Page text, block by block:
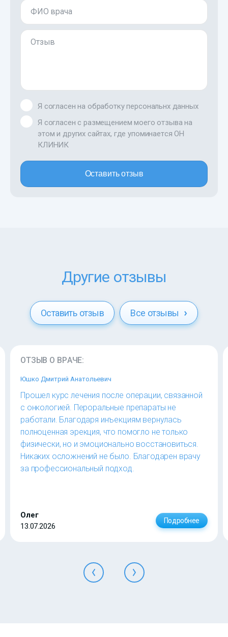
ФИО врача
Отзыв
Я согласен на обработку персональнх данных
Я согласен с размещением моего отзыва на
этом и других сайтах, где упоминается ОН
КЛИНИК
Оставить отзыв
Другие отзывы
Оставить отзыв Все отзывы
ОТЗЫВ О ВРАЧЕ:
Юшко Дмитрий Анатольевич
Прошел курс лечения после операции, связанной
с онкологией. Пероральные препараты не
работали. Благодаря инъекциям вернулась
полноценная эрекция, что помогло не только
физически, но и эмоционально восстановиться.
Никаких осложнений не было. Благодарен врачу
за профессиональный подход.
Олег
13.07.2026
Подробнее